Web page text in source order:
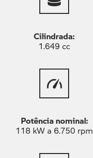
Cilindrada:
1.649 cc
Potência nominal:
118 kW a 6.750 rpm